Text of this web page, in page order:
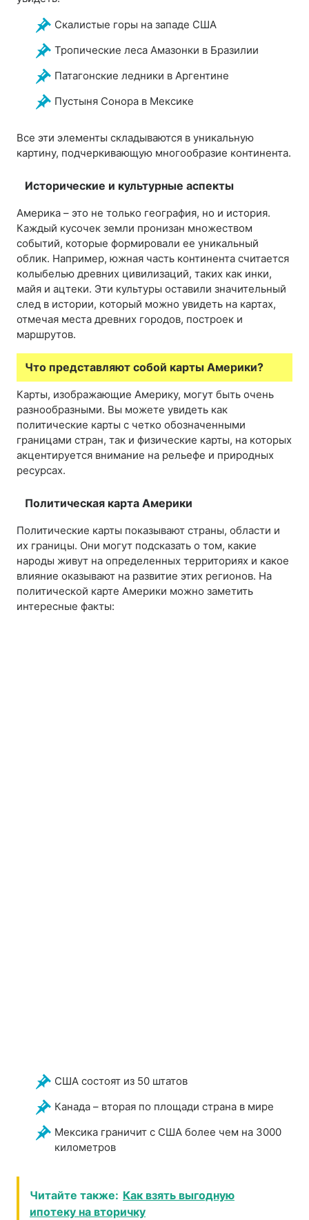
Скалистые горы на западе США
Тропические леса Амазонки в Бразилии
Патагонские ледники в Аргентине
Пустыня Сонора в Мексике
Все эти элементы складываются в уникальную
картину, подчеркивающую многообразие континента.
Исторические и культурные аспекты
Америка – это не только география, но и история.
Каждый кусочек земли пронизан множеством
событий, которые формировали ее уникальный
облик. Например, южная часть континента считается
колыбелью древних цивилизаций, таких как инки,
майя и ацтеки. Эти культуры оставили значительный
след в истории, который можно увидеть на картах,
отмечая места древних городов, построек и
маршрутов.
Что представляют собой карты Америки?
Карты, изображающие Америку, могут быть очень
разнообразными. Вы можете увидеть как
политические карты с четко обозначенными
границами стран, так и физические карты, на которых
акцентируется внимание на рельефе и природных
ресурсах.
Политическая карта Америки
Политические карты показывают страны, области и
их границы. Они могут подсказать о том, какие
народы живут на определенных территориях и какое
влияние оказывают на развитие этих регионов. На
политической карте Америки можно заметить
интересные факты:
США состоят из 50 штатов
Канада – вторая по площади страна в мире
Мексика граничит с США более чем на 3000
километров
Читайте также: Как взять выгодную
ипотеку на вторичку